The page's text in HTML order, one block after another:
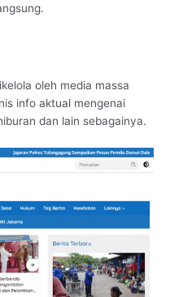
oleh media massa
info aktual mengenai
dan lain sebagainya.